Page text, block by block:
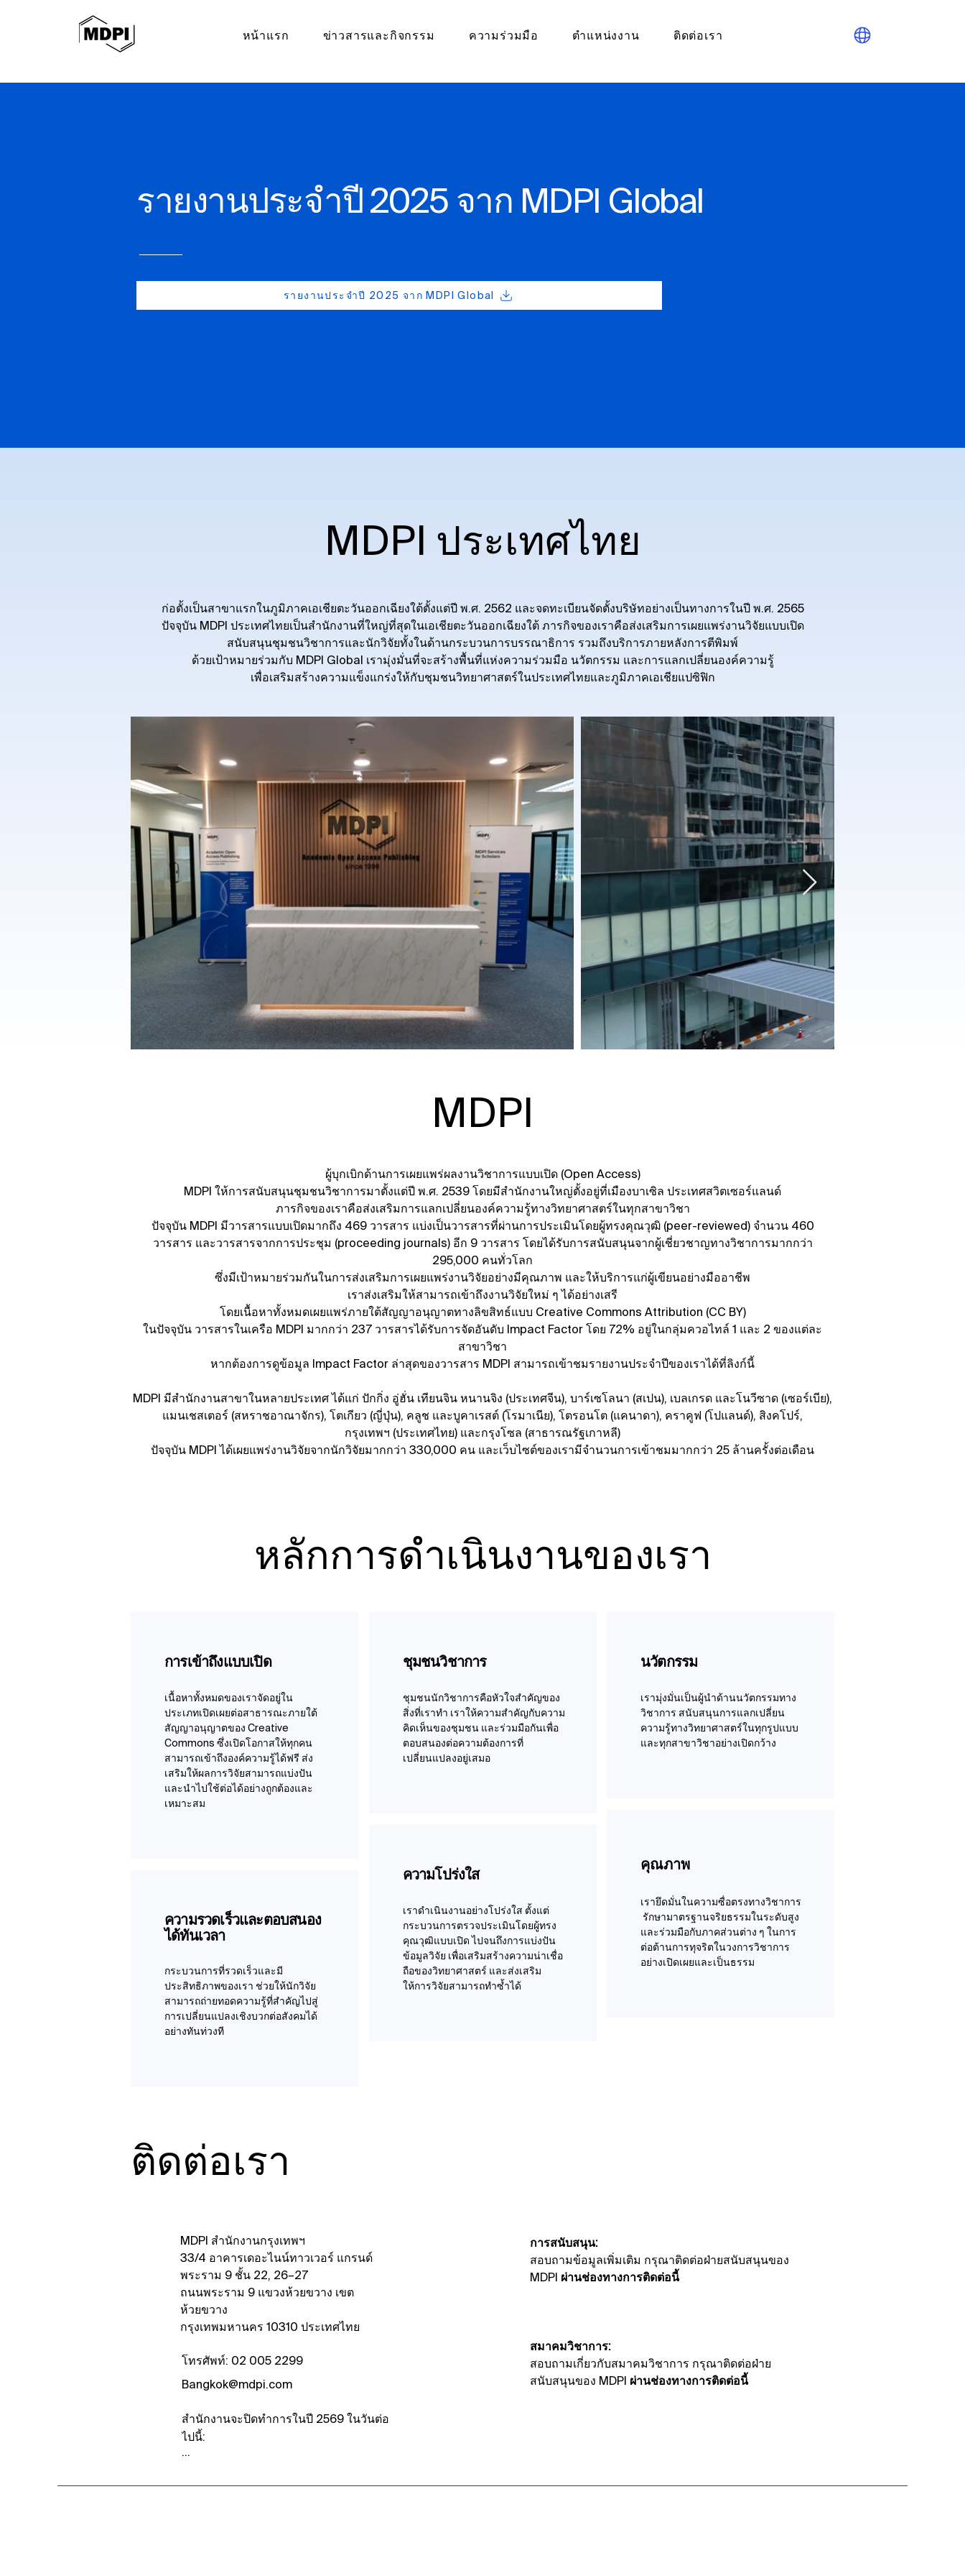
หน้าแรก ข่าวสารและกิจกรรม ความร่วมมือ ตำแหน่งงาน ติดต่อเรา
รายงานประจำปี 2025 จาก MDPI Global
รายงานประจำปี 2025 จาก MDPI Global
MDPI ประเทศไทย
ก่อตั้งเป็นสาขาแรกในภูมิภาคเอเชียตะวันออกเฉียงใต้ตั้งแต่ปี พ.ศ. 2562 และจดทะเบียนจัดตั้งบริษัทอย่างเป็นทางการในปี พ.ศ. 2565
ปัจจุบัน MDPI ประเทศไทยเป็นสำนักงานที่ใหญ่ที่สุดในเอเชียตะวันออกเฉียงใต้ ภารกิจของเราคือส่งเสริมการเผยแพร่งานวิจัยแบบเปิด
สนับสนุนชุมชนวิชาการและนักวิจัยทั้งในด้านกระบวนการบรรณาธิการ รวมถึงบริการภายหลังการตีพิมพ์
ด้วยเป้าหมายร่วมกับ MDPI Global เรามุ่งมั่นที่จะสร้างพื้นที่แห่งความร่วมมือ นวัตกรรม และการแลกเปลี่ยนองค์ความรู้
เพื่อเสริมสร้างความแข็งแกร่งให้กับชุมชนวิทยาศาสตร์ในประเทศไทยและภูมิภาคเอเชียแปซิฟิก
MDPI
ผู้บุกเบิกด้านการเผยแพร่ผลงานวิชาการแบบเปิด (Open Access)
MDPI ให้การสนับสนุนชุมชนวิชาการมาตั้งแต่ปี พ.ศ. 2539 โดยมีสำนักงานใหญ่ตั้งอยู่ที่เมืองบาเซิล ประเทศสวิตเซอร์แลนด์
ภารกิจของเราคือส่งเสริมการแลกเปลี่ยนองค์ความรู้ทางวิทยาศาสตร์ในทุกสาขาวิชา
ปัจจุบัน MDPI มีวารสารแบบเปิดมากถึง 469 วารสาร แบ่งเป็นวารสารที่ผ่านการประเมินโดยผู้ทรงคุณวุฒิ (peer-reviewed) จำนวน 460
วารสาร และวารสารจากการประชุม (proceeding journals) อีก 9 วารสาร โดยได้รับการสนับสนุนจากผู้เชี่ยวชาญทางวิชาการมากกว่า
295,000 คนทั่วโลก
ซึ่งมีเป้าหมายร่วมกันในการส่งเสริมการเผยแพร่งานวิจัยอย่างมีคุณภาพ และให้บริการแก่ผู้เขียนอย่างมืออาชีพ
เราส่งเสริมให้สามารถเข้าถึงงานวิจัยใหม่ ๆ ได้อย่างเสรี
โดยเนื้อหาทั้งหมดเผยแพร่ภายใต้สัญญาอนุญาตทางลิขสิทธ์แบบ Creative Commons Attribution (CC BY)
ในปัจจุบัน วารสารในเครือ MDPI มากกว่า 237 วารสารได้รับการจัดอันดับ Impact Factor โดย 72% อยู่ในกลุ่มควอไทล์ 1 และ 2 ของแต่ละ
สาขาวิชา
หากต้องการดูข้อมูล Impact Factor ล่าสุดของวารสาร MDPI สามารถเข้าชมรายงานประจำปีของเราได้ที่ลิงก์นี้
MDPI มีสำนักงานสาขาในหลายประเทศ ได้แก่ ปักกิ่ง อู่ฮั่น เทียนจิน หนานจิง (ประเทศจีน), บาร์เซโลนา (สเปน), เบลเกรด และโนวีซาด (เซอร์เบีย),
แมนเชสเตอร์ (สหราชอาณาจักร), โตเกียว (ญี่ปุ่น), คลูช และบูคาเรสต์ (โรมาเนีย), โตรอนโต (แคนาดา), คราคูฟ (โปแลนด์), สิงคโปร์,
กรุงเทพฯ (ประเทศไทย) และกรุงโซล (สาธารณรัฐเกาหลี)
ปัจจุบัน MDPI ได้เผยแพร่งานวิจัยจากนักวิจัยมากกว่า 330,000 คน และเว็บไซต์ของเรามีจำนวนการเข้าชมมากกว่า 25 ล้านครั้งต่อเดือน
หลักการดำเนินงานของเรา
การเข้าถึงแบบเปิด
เนื้อหาทั้งหมดของเราจัดอยู่ใน
ประเภทเปิดเผยต่อสาธารณะภายใต้
สัญญาอนุญาตของ Creative
Commons ซึ่งเปิดโอกาสให้ทุกคน
สามารถเข้าถึงองค์ความรู้ได้ฟรี ส่ง
เสริมให้ผลการวิจัยสามารถแบ่งปัน
และนำไปใช้ต่อได้อย่างถูกต้องและ
เหมาะสม
ความรวดเร็วและตอบสนอง
ได้ทันเวลา
กระบวนการที่รวดเร็วและมี
ประสิทธิภาพของเรา ช่วยให้นักวิจัย
สามารถถ่ายทอดความรู้ที่สำคัญไปสู่
การเปลี่ยนแปลงเชิงบวกต่อสังคมได้
อย่างทันท่วงที
ชุมชนวิชาการ
ชุมชนนักวิชาการคือหัวใจสำคัญของ
สิ่งที่เราทำ เราให้ความสำคัญกับความ
คิดเห็นของชุมชน และร่วมมือกันเพื่อ
ตอบสนองต่อความต้องการที่
เปลี่ยนแปลงอยู่เสมอ
ความโปร่งใส
เราดำเนินงานอย่างโปร่งใส ตั้งแต่
กระบวนการตรวจประเมินโดยผู้ทรง
คุณวุฒิแบบเปิด ไปจนถึงการแบ่งปัน
ข้อมูลวิจัย เพื่อเสริมสร้างความน่าเชื่อ
ถือของวิทยาศาสตร์ และส่งเสริม
ให้การวิจัยสามารถทำซ้ำได้
นวัตกรรม
เรามุ่งมั่นเป็นผู้นำด้านนวัตกรรมทาง
วิชาการ สนับสนุนการแลกเปลี่ยน
ความรู้ทางวิทยาศาสตร์ในทุกรูปแบบ
และทุกสาขาวิชาอย่างเปิดกว้าง
คุณภาพ
เรายึดมั่นในความซื่อตรงทางวิชาการ
รักษามาตรฐานจริยธรรมในระดับสูง
และร่วมมือกับภาคส่วนต่าง ๆ ในการ
ต่อต้านการทุจริตในวงการวิชาการ
อย่างเปิดเผยและเป็นธรรม
ติดต่อเรา
MDPI สำนักงานกรุงเทพฯ
33/4 อาคารเดอะไนน์ทาวเวอร์ แกรนด์
พระราม 9 ชั้น 22, 26–27
ถนนพระราม 9 แขวงห้วยขวาง เขต
ห้วยขวาง
กรุงเทพมหานคร 10310 ประเทศไทย
โทรศัพท์: 02 005 2299
Bangkok@mdpi.com
การสนับสนุน:
สอบถามข้อมูลเพิ่มเติม กรุณาติดต่อฝ่ายสนับสนุนของ
MDPI ผ่านช่องทางการติดต่อนี้
สมาคมวิชาการ:
สอบถามเกี่ยวกับสมาคมวิชาการ กรุณาติดต่อฝ่าย
สนับสนุนของ MDPI ผ่านช่องทางการติดต่อนี้
สำนักงานจะปิดทำการในปี 2569 ในวันต่อ
ไปนี้:
วันหยุดทำการเพิ่มเป็นกรณีพิเศษ – 2